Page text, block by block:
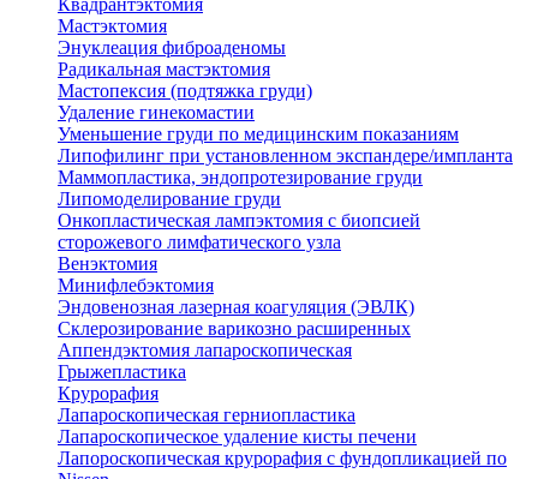
Квадрантэктомия
Мастэктомия
Энуклеация фиброаденомы
Радикальная мастэктомия
Мастопексия (подтяжка груди)
Удаление гинекомастии
Уменьшение груди по медицинским показаниям
Липофилинг при установленном экспандере/импланта
Маммопластика, эндопротезирование груди
Липомоделирование груди
Онкопластическая лампэктомия с биопсией
сторожевого лимфатического узла
Венэктомия
Минифлебэктомия
Эндовенозная лазерная коагуляция (ЭВЛК)
Склерозирование варикозно расширенных
Аппендэктомия лапароскопическая
Грыжепластика
Крурорафия
Лапароскопическая герниопластика
Лапароскопическое удаление кисты печени
Лапороскопическая крурорафия с фундопликацией по